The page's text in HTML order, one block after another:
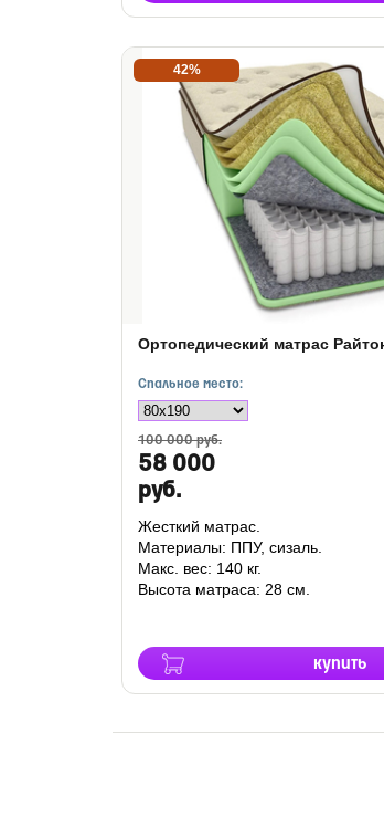
42%
Ортопедический матрас
Спальное место:
100 000 руб.
58 000
руб.
купить
Жесткий матрас.
Материалы: ППУ, сизаль.
Макс. вес: 140 кг.
Высота матраса: 28 см.